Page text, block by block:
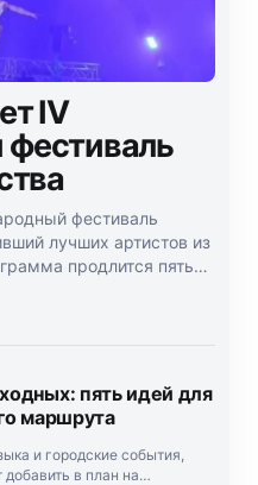
IV
фестиваль
лучших артистов из
продлится пять
пять идей для
маршрута
и городские события,
добавить в план на